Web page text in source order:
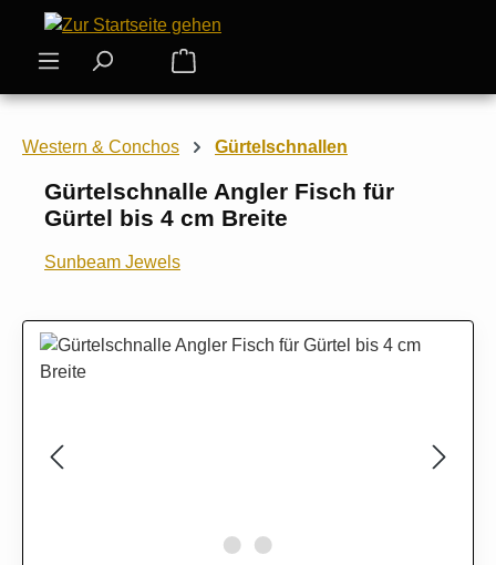
Zum Hauptinhalt springen
Warenkorb enthält 0 Positionen.
Western & Conchos Gürtelschnallen
Gürtelschnalle Angler Fisch für
Gürtel bis 4 cm Breite
Sunbeam Jewels
Bildergalerie überspringen